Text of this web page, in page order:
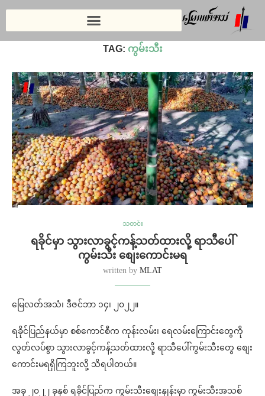
TAG: ကွမ်းသီး
သတင်း
ရခိုင်မှာ သွားလာခွင့်ကန့်သတ်ထားလို့ ရာသီပေါ်
ကွမ်းသီး စျေးကောင်းမရ
written by MLAT
မြေလတ်အသံ၊ ဒီဇင်ဘာ ၁၄၊ ၂၀၂၂။
ရခိုင်ပြည်နယ်မှာ စစ်ကောင်စီက ကုန်းလမ်း၊ ရေလမ်းကြောင်းတွေကို
လွတ်လပ်စွာ သွားလာခွင့်ကန့်သတ်ထားလို့ ရာသီပေါ်ကွမ်းသီးတွေ စျေး
ကောင်းမရရှိကြဘူးလို့ သိရပါတယ်။
အခု ၂၀၂၂ ခုနှစ် ရခိုင်ပြည်က ကွမ်းသီးစျေးနှုန်းမှာ ကွမ်းသီးအသစ်